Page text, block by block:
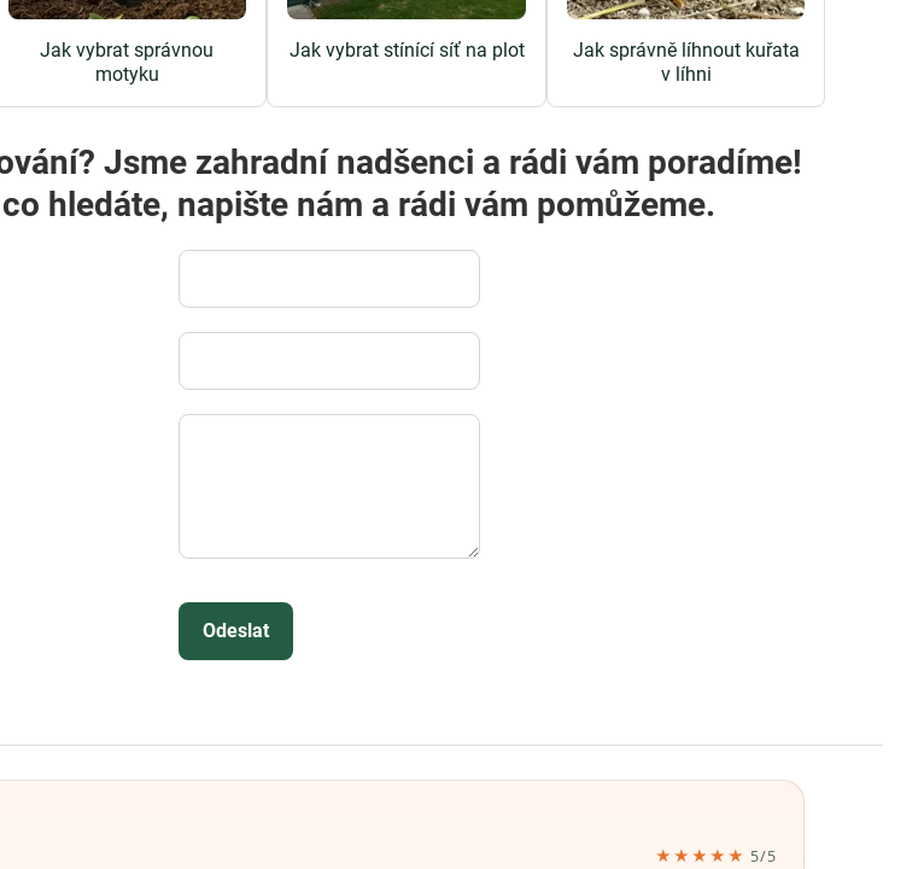
Jak vybrat správnou
motyku
Jak vybrat stínící síť na plot
Jak správně líhnout kuřata
v líhni
Jsme zahradní nadšenci a rádi vám poradíme!
hledáte, napište nám a rádi vám pomůžeme.
Odeslat
★★★★★ 5/5